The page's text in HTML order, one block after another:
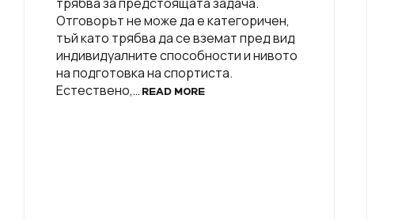
Отговорът не може да е категоричен,
тъй като трябва да се вземат пред вид
индивидуалните способности и нивото
на подготовка на спортиста.
Естествено,… READ MORE